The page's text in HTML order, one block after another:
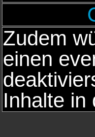
Zudem
einen
Inhalte in